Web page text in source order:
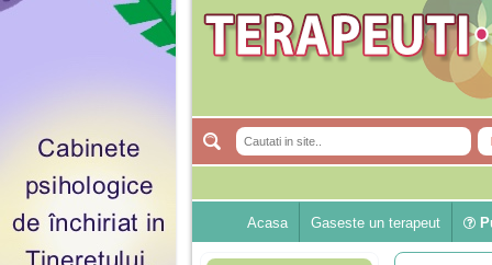
Acasa Gaseste un terapeut